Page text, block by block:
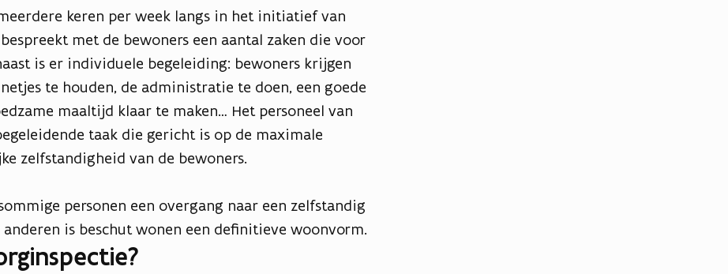
keren per week langs in het initiatief van
met de bewoners een aantal zaken die voor
is er individuele begeleiding: bewoners krijgen
te houden, de administratie te doen, een goede
maaltijd klaar te maken… Het personeel van
taak die gericht is op de maximale
zelfstandigheid van de bewoners.
personen een overgang naar een zelfstandig
is beschut wonen een definitieve woonvorm.